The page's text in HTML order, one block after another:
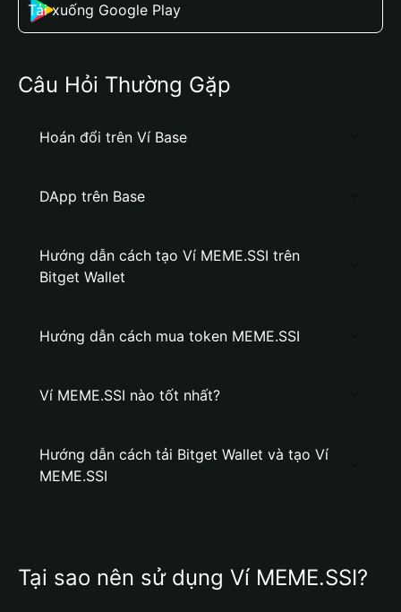
Tải xuống Google Play
Câu Hỏi Thường Gặp
Hoán đổi trên Ví Base
DApp trên Base
Hướng dẫn cách tạo Ví MEME.SSI trên
Bitget Wallet
Hướng dẫn cách mua token MEME.SSI
Ví MEME.SSI nào tốt nhất?
Hướng dẫn cách tải Bitget Wallet và tạo Ví
MEME.SSI
Tại sao nên sử dụng Ví MEME.SSI?